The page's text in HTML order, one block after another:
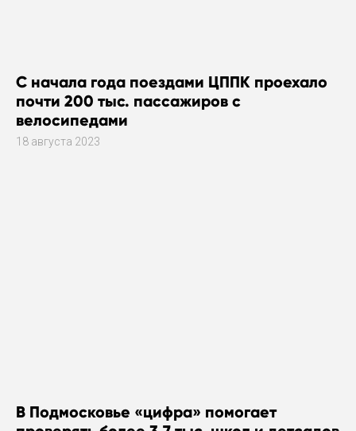
С начала года поездами ЦППК проехало
почти 200 тыс. пассажиров с
велосипедами
18 августа 2023
В Подмосковье «цифра» помогает